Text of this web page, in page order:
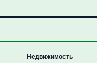
Недвижимость